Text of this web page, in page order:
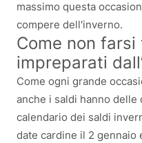
massimo questa
compere dell'inverno.
Come non farsi
impreparati
Come ogni grande
anche i saldi hanno
calendario dei saldi
date cardine il 2 gennaio